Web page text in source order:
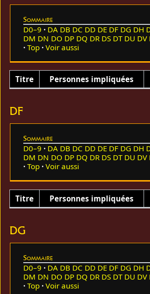
Sommaire
D0–9 DA DB DC DD DE DF DG DH
DM DN DO DP DQ DR DS DT DU DV
Top
Voir aussi
Titre Personnes impliquées
DF
Sommaire
D0–9 DA DB DC DD DE DF DG DH
DM DN DO DP DQ DR DS DT DU DV
Top
Voir aussi
Titre Personnes impliquées
DG
Sommaire
D0–9 DA DB DC DD DE DF DG DH
DM DN DO DP DQ DR DS DT DU DV
Top
Voir aussi